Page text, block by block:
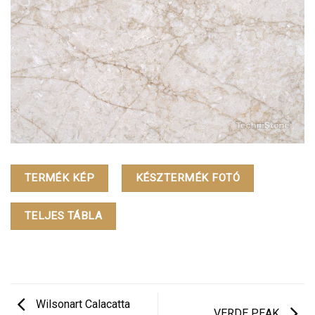
TERMÉK KÉP KÉSZTERMÉK FOTÓ
TELJES TÁBLA
Wilsonart Calacatta